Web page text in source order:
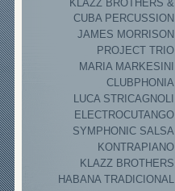
KLAZZ BROTHERS &
CUBA PERCUSSION
JAMES MORRISON
PROJECT TRIO
MARIA MARKESINI
CLUBPHONIA
LUCA STRICAGNOLI
ELECTROCUTANGO
SYMPHONIC SALSA
KONTRAPIANO
KLAZZ BROTHERS
HABANA TRADICIONAL